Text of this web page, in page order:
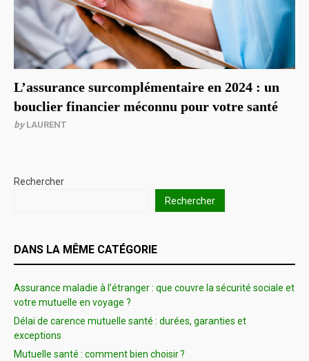
L’assurance surcomplémentaire en 2024 : un
bouclier financier méconnu pour votre santé
byLAURENT
Rechercher
Rechercher
DANS LA MÊME CATÉGORIE
Assurance maladie à l’étranger : que couvre la sécurité sociale et
votre mutuelle en voyage ?
Délai de carence mutuelle santé : durées, garanties et
exceptions
Mutuelle santé : comment bien choisir ?